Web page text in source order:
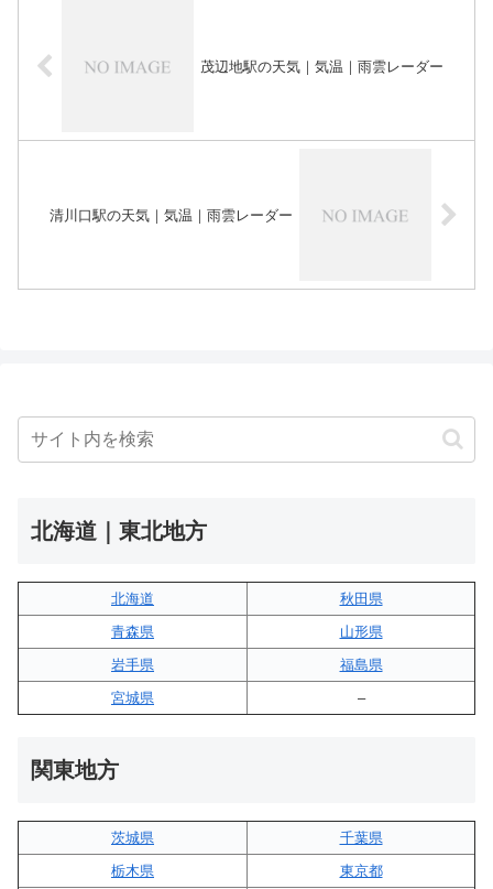
茂辺地駅の天気｜気温｜雨雲レーダー
清川口駅の天気｜気温｜雨雲レーダー
北海道｜東北地方
北海道
秋田県
青森県
山形県
岩手県
福島県
宮城県
–
関東地方
茨城県
千葉県
栃木県
東京都